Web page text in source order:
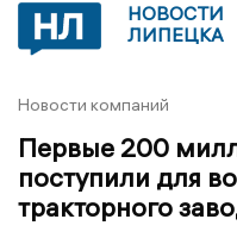
НОВОСТИ
ЛИПЕЦКА
Новости компаний
Первые 200
поступили для
тракторного